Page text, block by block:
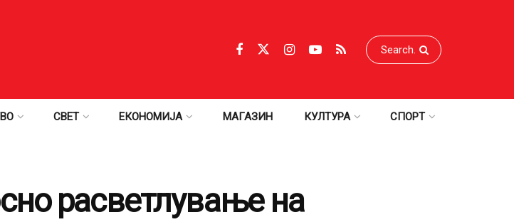
СВЕТ ЕКОНОМИЈА МАГАЗИН КУЛТУРА СПОРТ
расветлување на